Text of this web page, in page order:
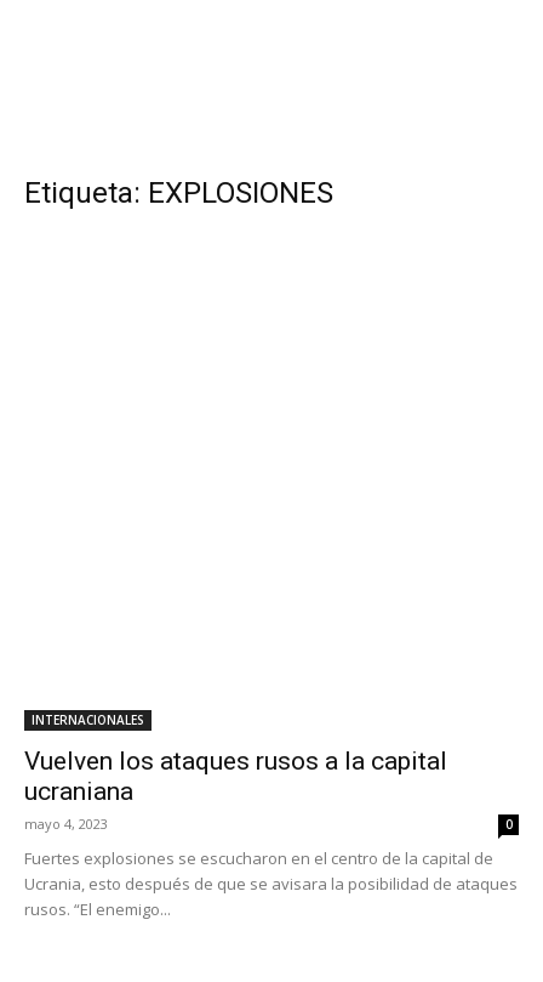
Etiqueta: EXPLOSIONES
INTERNACIONALES
Vuelven los ataques rusos a la capital
ucraniana
mayo 4, 2023 0
Fuertes explosiones se escucharon en el centro de la capital de
Ucrania, esto después de que se avisara la posibilidad de ataques
rusos. “El enemigo...